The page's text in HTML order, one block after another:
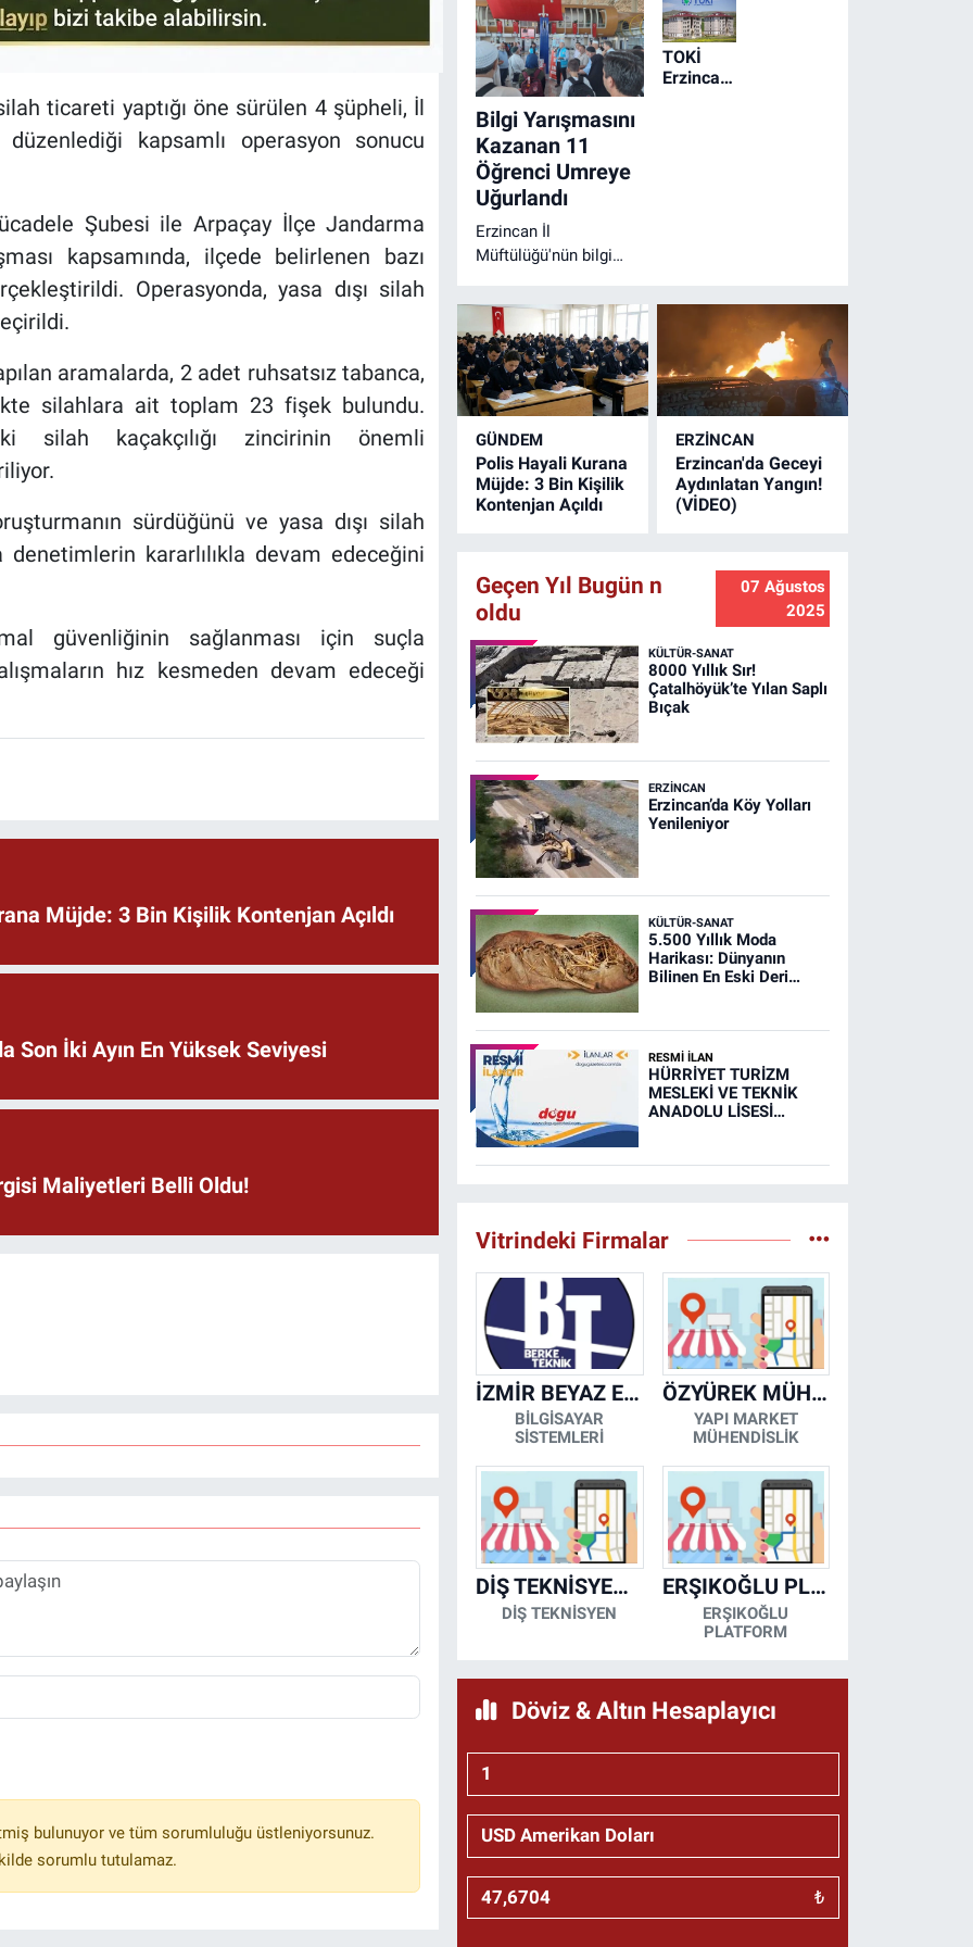
ticareti yaptığı öne sürülen 4 şüpheli, İl
kapsamlı operasyon sonucu
Şubesi ile Arpaçay İlçe Jandarma
kapsamında, ilçede belirlenen bazı
Operasyonda, yasa dışı silah
aramalarda, 2 adet ruhsatsız tabanca,
silahlara ait toplam 23 fişek bulundu.
silah kaçakçılığı zincirinin önemli
sürdüğünü ve yasa dışı silah
kararlılıkla devam edeceğini
güvenliğinin sağlanması için suçla
hız kesmeden devam edeceği
Müjde: 3 Bin Kişilik Kontenjan Açıldı
Son İki Ayın En Yüksek Seviyesi
Maliyetleri Belli Oldu!
bulunuyor ve tüm sorumluluğu üstleniyorsunuz.
sorumlu tutulamaz.
Bilgi Yarışmasını
Kazanan 11
Öğrenci Umreye
Uğurlandı
Erzincan İl
Müftülüğü'nün bilgi
giren 11 lise ve hafızlık
öğrencisi, 14 günlük
umre ziyareti için
Erzincan
Havalimanı'ndan
TOKİ
Erzincan
GÜNDEM
Polis Hayali Kurana
Müjde: 3 Bin Kişilik
Kontenjan Açıldı
ERZINCAN
Erzincan'da Geceyi
Aydınlatan Yangın!
(VİDEO)
Geçen Yıl Bugün n
oldu
07 Ağustos
2025
KÜLTÜR-SANAT
8000 Yıllık Sır!
Çatalhöyük’te Yılan Saplı
Bıçak
ERZINCAN
Erzincan’da Köy Yolları
Yenileniyor
KÜLTÜR-SANAT
5.500 Yıllık Moda
Harikası: Dünyanın
Bilinen En Eski Deri
RESMİ İLAN
HÜRRİYET TURİZM
MESLEKİ VE TEKNİK
ANADOLU LİSESİ
YEMEKHANELERİNİN
Vitrindeki Firmalar
İZMİR BEYAZ EŞYA KLİMA KOMBİ SERVİSİ
BİLGİSAYAR
SİSTEMLERİ
ÖZYÜREK MÜHENDİSLİK
YAPI MARKET
MÜHENDİSLİK
DİŞ TEKNİSYENİ- MESUT KORKMAZ
DİŞ TEKNİSYEN
ERŞIKOĞLU PLATFORM
ERŞIKOĞLU
PLATFORM
Döviz & Altın Hesaplayıcı
₺